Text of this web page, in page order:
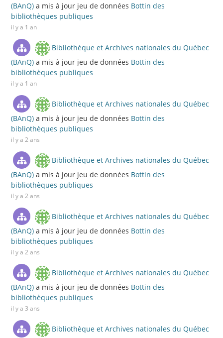
(BAnQ) a mis à jour jeu de données Bottin des
bibliothèques publiques
il y a 1 an
Bibliothèque et Archives nationales du Québec
(BAnQ) a mis à jour jeu de données Bottin des
bibliothèques publiques
il y a 1 an
Bibliothèque et Archives nationales du Québec
(BAnQ) a mis à jour jeu de données Bottin des
bibliothèques publiques
il y a 2 ans
Bibliothèque et Archives nationales du Québec
(BAnQ) a mis à jour jeu de données Bottin des
bibliothèques publiques
il y a 2 ans
Bibliothèque et Archives nationales du Québec
(BAnQ) a mis à jour jeu de données Bottin des
bibliothèques publiques
il y a 2 ans
Bibliothèque et Archives nationales du Québec
(BAnQ) a mis à jour jeu de données Bottin des
bibliothèques publiques
il y a 3 ans
Bibliothèque et Archives nationales du Québec